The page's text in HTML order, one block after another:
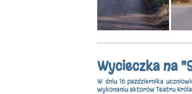
Wycieczka na
W dniu 16 października
wykonaniu aktorów Teatru